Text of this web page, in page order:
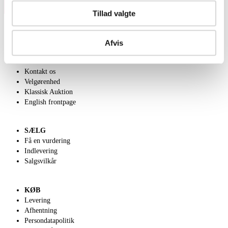
Tillad valgte
Afvis
Kontakt os
Velgørenhed
Klassisk Auktion
English frontpage
SÆLG
Få en vurdering
Indlevering
Salgsvilkår
KØB
Levering
Afhentning
Persondatapolitik